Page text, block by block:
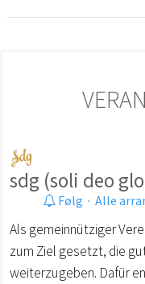
sdg (soli deo
Følg · Alle
Als gemeinnütziger
zum Ziel gesetzt, die
weiterzugeben. Dafür